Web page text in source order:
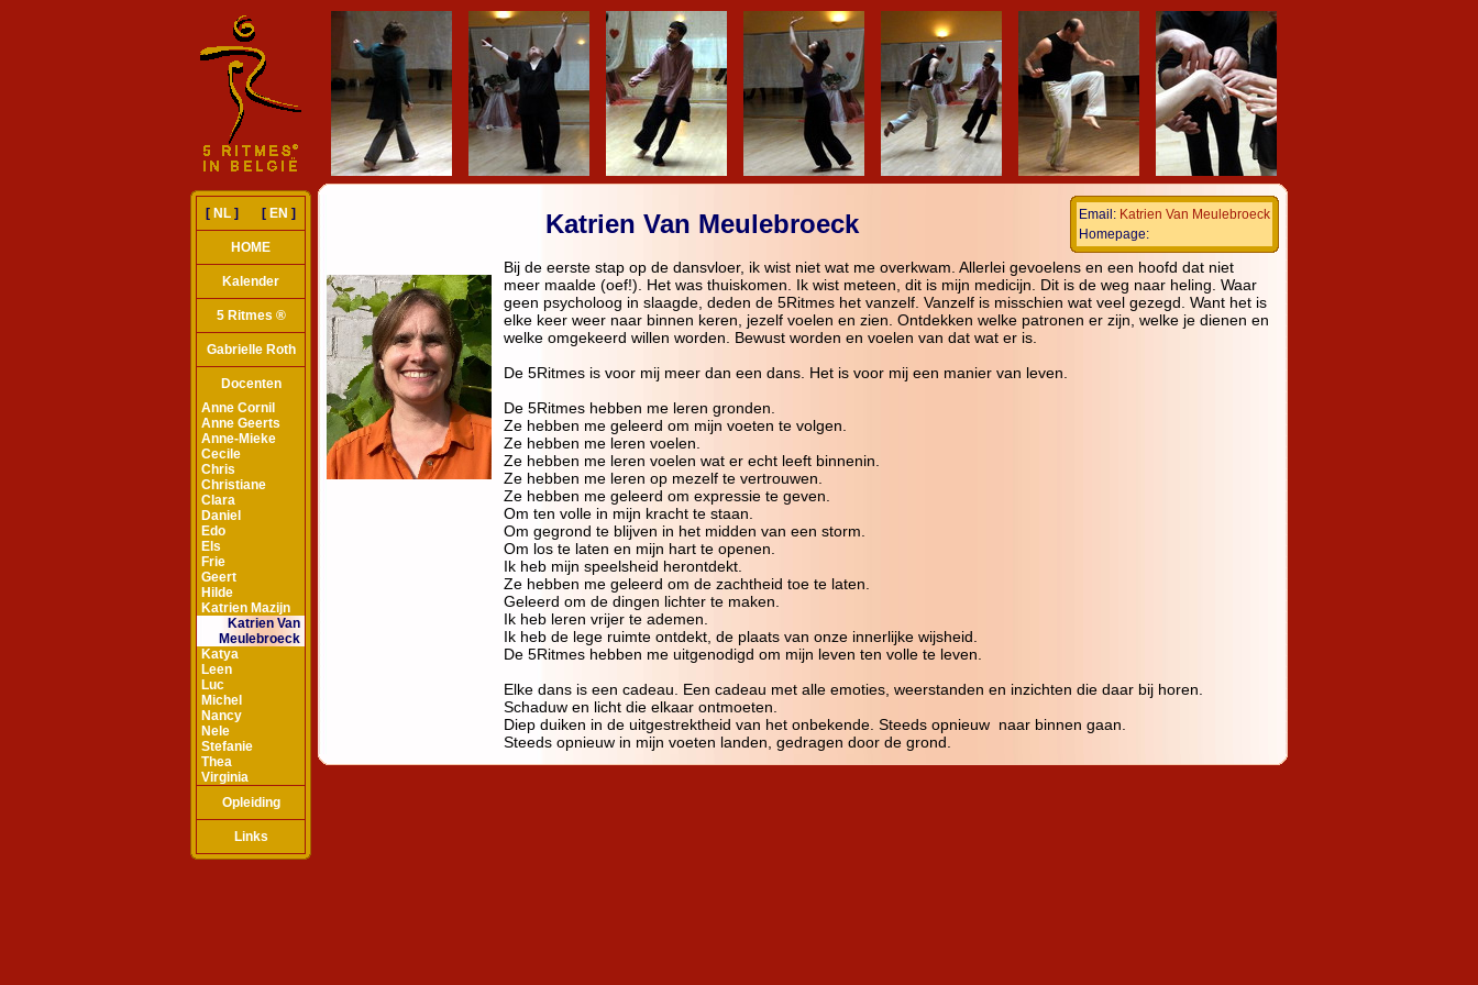
[ NL ] [ EN ]
HOME
Kalender
5 Ritmes ®
Gabrielle Roth
Docenten
Anne Cornil
Anne Geerts
Anne-Mieke
Cecile
Chris
Christiane
Clara
Daniel
Edo
Els
Frie
Geert
Hilde
Katrien Mazijn
Katrien Van
Meulebroeck
Katya
Leen
Luc
Michel
Nancy
Nele
Stefanie
Thea
Virginia
Opleiding
Links
Email: Katrien Van Meulebroeck
Homepage:
Katrien Van Meulebroeck